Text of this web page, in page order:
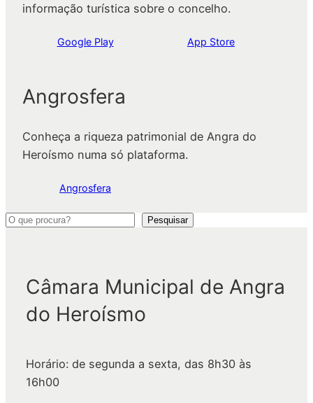
informação turística sobre o concelho.
Google Play App Store
Angrosfera
Conheça a riqueza patrimonial de Angra do
Heroísmo numa só plataforma.
Angrosfera
P
Pesquisar
Câmara Municipal de Angra
do Heroísmo
Horário: de segunda a sexta, das 8h30 às
16h00